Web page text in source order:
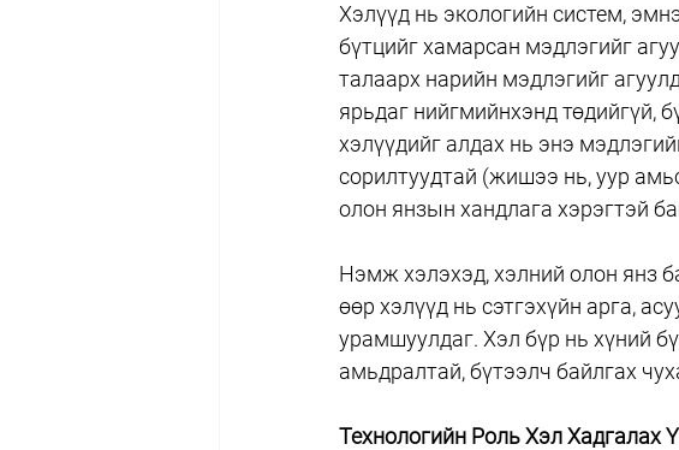
Хэлүүд нь экологийн систем,
бүтцийг хамарсан мэдлэгийг
талаарх нарийн мэдлэгийг
ярьдаг нийгмийнхэнд төдийгүй,
хэлүүдийг алдах нь энэ
сорилтуудтай (жишээ нь, уур
олон янзын хандлага хэрэгтэй
Нэмж хэлэхэд, хэлний олон янз
өөр хэлүүд нь сэтгэхүйн арга,
урамшуулдаг. Хэл бүр нь хүний
амьдралтай, бүтээлч байлгах
Технологийн Роль Хэл Хадгалах